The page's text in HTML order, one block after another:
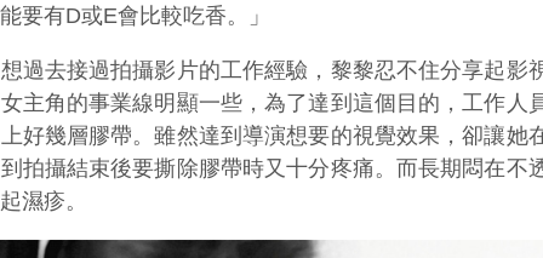
要有D或E會比較吃香。」
過去接過拍攝影片的工作經驗，黎黎忍不住分享起影
主角的事業線明顯一些，為了達到這個目的，工作人
好幾層膠帶。雖然達到導演想要的視覺效果，卻讓她
拍攝結束後要撕除膠帶時又十分疼痛。而長期悶在不
濕疹。